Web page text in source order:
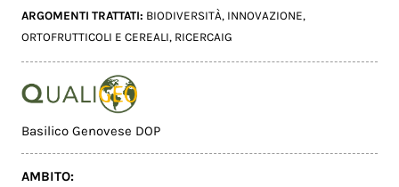
ARGOMENTI TRATTATI: BIODIVERSITÀ, INNOVAZIONE,
ORTOFRUTTICOLI E CEREALI, RICERCAIG
Basilico Genovese DOP
AMBITO: